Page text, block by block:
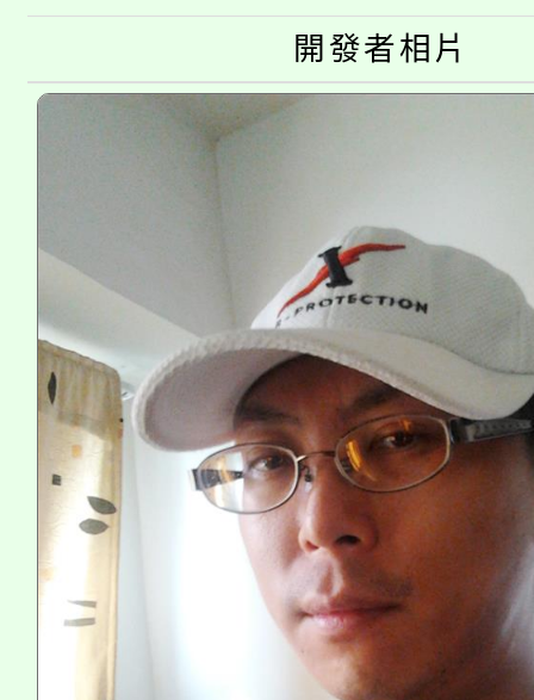
份教師研習
淨零綠生活教案入校路
會
115年食農教育專業人
開發者相片